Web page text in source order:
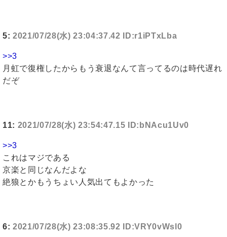
5: 2021/07/28(水) 23:04:37.42 ID:r1iPTxLba
>>3
月虹で復権したからもう衰退なんて言ってるのは時代遅れ
だぞ
11: 2021/07/28(水) 23:54:47.15 ID:bNAcu1Uv0
>>3
これはマジである
京楽と同じなんだよな
絶狼とかもうちょい人気出てもよかった
6: 2021/07/28(水) 23:08:35.92 ID:VRY0vWsl0